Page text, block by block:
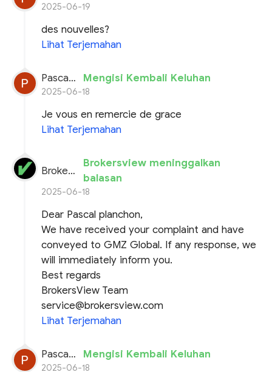
2025-06-19
des nouvelles?
Lihat Terjemahan
Pascal planchon Mengisi Kembali Keluhan
2025-06-18
Je vous en remercie de grace
Lihat Terjemahan
BrokersView
Brokersview meninggalkan
balasan
2025-06-18
Dear Pascal planchon,
We have received your complaint and have
conveyed to GMZ Global. If any response, we
will immediately inform you.
Best regards
BrokersView Team
service@brokersview.com
Lihat Terjemahan
Pascal planchon Mengisi Kembali Keluhan
2025-06-18